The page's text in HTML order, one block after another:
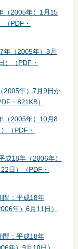
（2005年）1月15
（PDF・
年（2005年）3月
）（PDF・
2005年）7月9日か
・821KB）
（2005年）10月8
（PDF・
成18年（2006年）
日）（PDF・
間：平成18年
年）6月11日）
間：平成18年